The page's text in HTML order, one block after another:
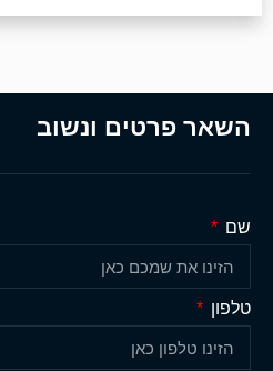
השאר פרטים ונשוב
שם
טלפון